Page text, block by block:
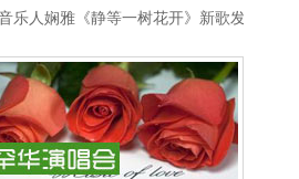
乐人娴雅《静等一树花开》新歌发布会